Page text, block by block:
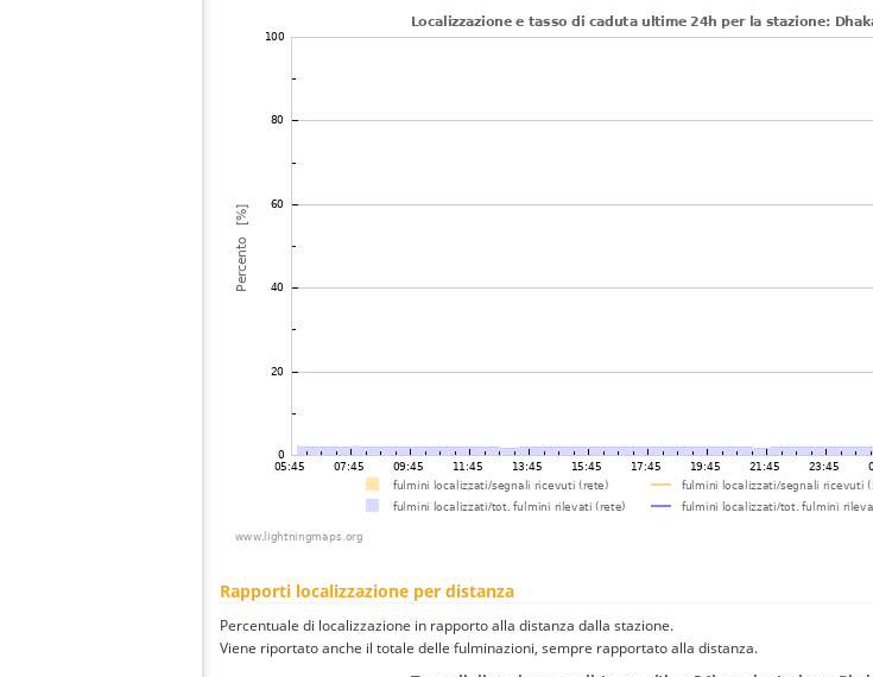
Rapporti localizzazione per distanza
Percentuale di localizzazione in rapporto alla distanza dalla stazione.
Viene riportato anche il totale delle fulminazioni, sempre rapportato alla distanza.